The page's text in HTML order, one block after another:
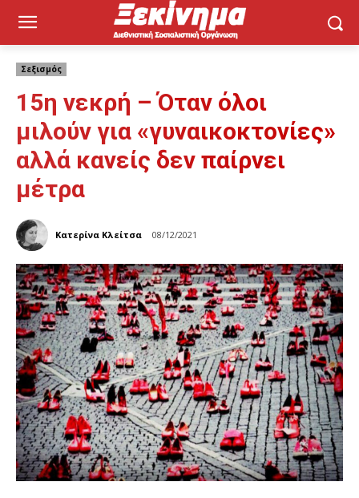
Σεξισμός
15η νεκρή – Όταν όλοι
μιλούν για «γυναικοκτονίες»
αλλά κανείς δεν παίρνει
μέτρα
Κατερίνα Κλείτσα 08/12/2021